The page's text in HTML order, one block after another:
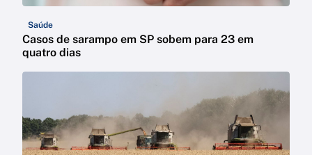
Saúde
Casos de sarampo em SP sobem para 23 em
quatro dias